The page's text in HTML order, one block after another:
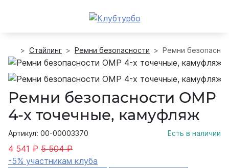
Стайлинг Ремни безопасности Ремни
Ремни безопасности OMP
4-х точечные, камуфляж
Артикул: 00-00003370 Есть в наличии
4 541 ₽ 5 504 ₽
-5% участникам клуба